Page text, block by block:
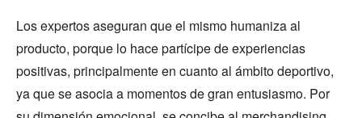
Los expertos aseguran que el mismo humaniza al
producto, porque lo hace partícipe de experiencias
positivas, principalmente en cuanto al ámbito deportivo,
ya que se asocia a momentos de gran entusiasmo. Por